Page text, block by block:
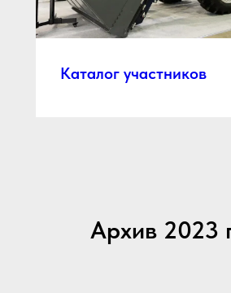
Каталог участников
Архив 2023